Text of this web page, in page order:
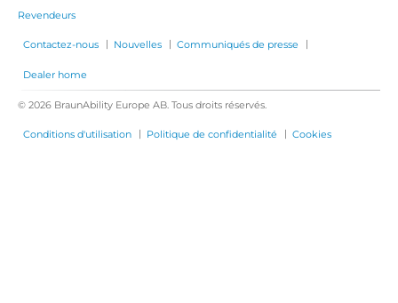
Revendeurs
Contactez-nous | Nouvelles | Communiqués de presse |
Dealer home
© 2026 BraunAbility Europe AB. Tous droits réservés.
Conditions d'utilisation | Politique de confidentialité | Cookies